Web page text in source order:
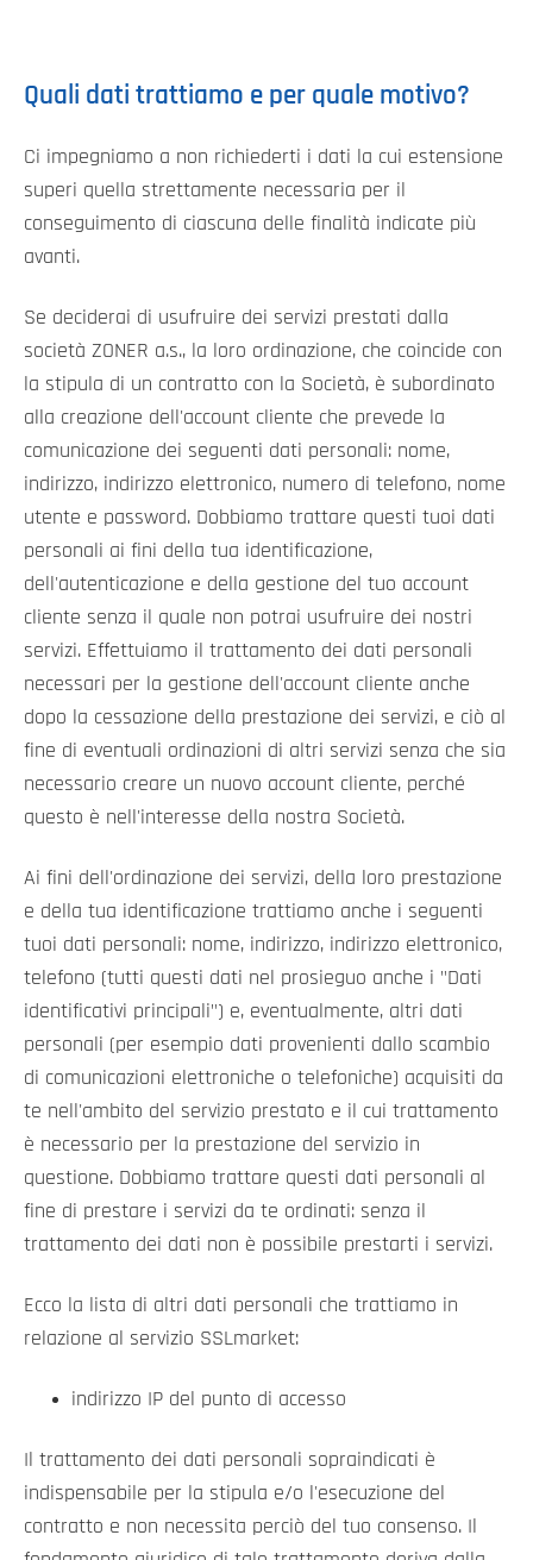
Quali dati trattiamo e per quale motivo?
Ci impegniamo a non richiederti i dati la cui estensione
superi quella strettamente necessaria per il
conseguimento di ciascuna delle finalità indicate più
avanti.
Se deciderai di usufruire dei servizi prestati dalla
società ZONER a.s., la loro ordinazione, che coincide con
la stipula di un contratto con la Società, è subordinato
alla creazione dell'account cliente che prevede la
comunicazione dei seguenti dati personali: nome,
indirizzo, indirizzo elettronico, numero di telefono, nome
utente e password. Dobbiamo trattare questi tuoi dati
personali ai fini della tua identificazione,
dell'autenticazione e della gestione del tuo account
cliente senza il quale non potrai usufruire dei nostri
servizi. Effettuiamo il trattamento dei dati personali
necessari per la gestione dell'account cliente anche
dopo la cessazione della prestazione dei servizi, e ciò al
fine di eventuali ordinazioni di altri servizi senza che sia
necessario creare un nuovo account cliente, perché
questo è nell'interesse della nostra Società.
Ai fini dell'ordinazione dei servizi, della loro prestazione
e della tua identificazione trattiamo anche i seguenti
tuoi dati personali: nome, indirizzo, indirizzo elettronico,
telefono (tutti questi dati nel prosieguo anche i "Dati
identificativi principali") e, eventualmente, altri dati
personali (per esempio dati provenienti dallo scambio
di comunicazioni elettroniche o telefoniche) acquisiti da
te nell'ambito del servizio prestato e il cui trattamento
è necessario per la prestazione del servizio in
questione. Dobbiamo trattare questi dati personali al
fine di prestare i servizi da te ordinati: senza il
trattamento dei dati non è possibile prestarti i servizi.
Ecco la lista di altri dati personali che trattiamo in
relazione al servizio SSLmarket:
indirizzo IP del punto di accesso
Il trattamento dei dati personali sopraindicati è
indispensabile per la stipula e/o l'esecuzione del
contratto e non necessita perciò del tuo consenso. Il